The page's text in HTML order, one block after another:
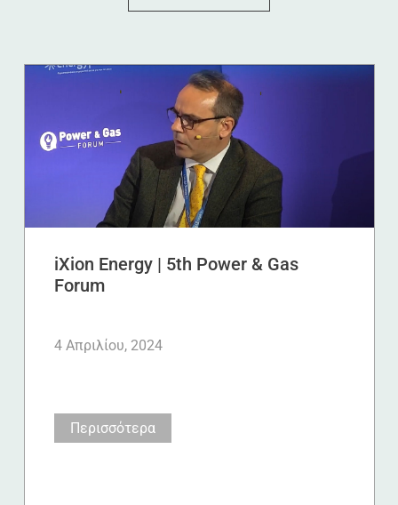
iXion Energy | 5th Power & Gas
Forum
4 Απριλίου, 2024
Περισσότερα